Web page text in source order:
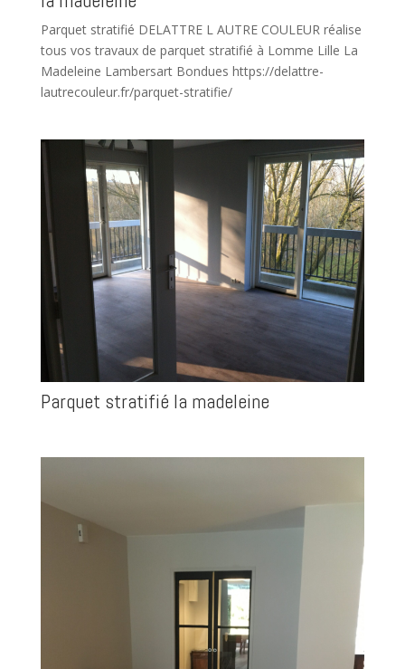
Parquet stratifié DELATTRE L AUTRE COULEUR réalise
tous vos travaux de parquet stratifié à Lomme Lille La
Madeleine Lambersart Bondues https://delattre-
lautrecouleur.fr/parquet-stratifie/
Parquet stratifié la madeleine